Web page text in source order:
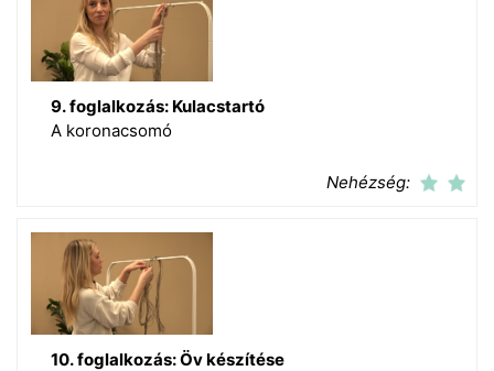
9. foglalkozás: Kulacstartó
A koronacsomó
Nehézség:
10. foglalkozás: Öv készítése